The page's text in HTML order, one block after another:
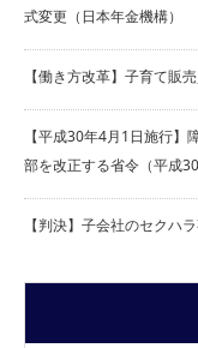
式変更（日本年金機構）
【働き方改革】子育て販
【平成30年4月1日施行
部を改正する省令（平成
【判決】子会社のセクハ